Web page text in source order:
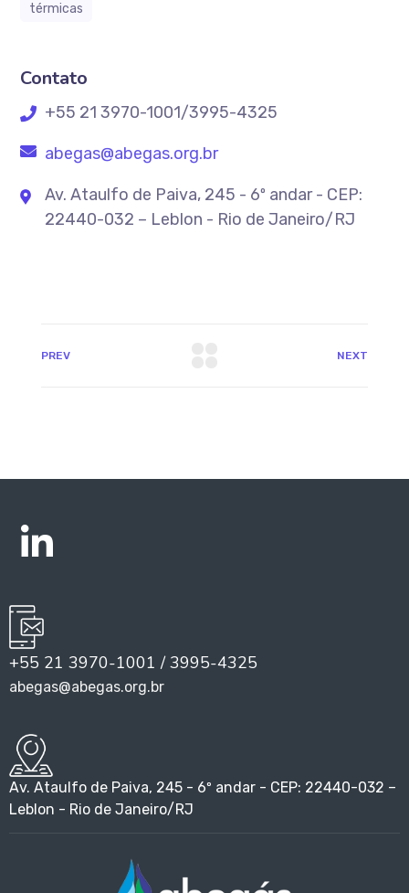
térmicas
Contato
+55 21 3970-1001/3995-4325
abegas@abegas.org.br
Av. Ataulfo de Paiva, 245 - 6º andar - CEP:
22440-032 – Leblon - Rio de Janeiro/RJ
PREV NEXT
+55 21 3970-1001 / 3995-4325
abegas@abegas.org.br
Av. Ataulfo de Paiva, 245 - 6º andar - CEP: 22440-032 –
Leblon - Rio de Janeiro/RJ